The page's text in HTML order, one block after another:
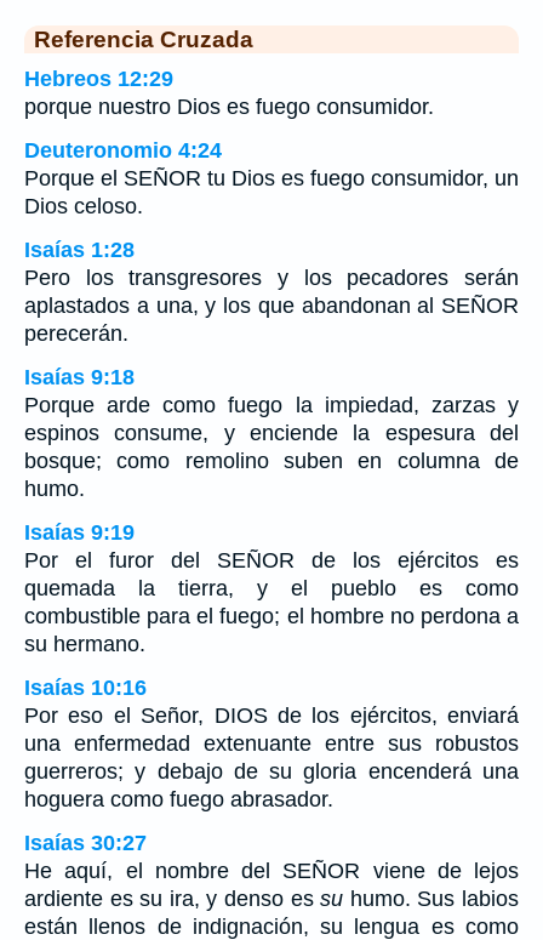
Referencia Cruzada
Hebreos 12:29
porque nuestro Dios es fuego consumidor.
Deuteronomio 4:24
Porque el SEÑOR tu Dios es fuego consumidor, un
Dios celoso.
Isaías 1:28
Pero los transgresores y los pecadores serán
aplastados a una, y los que abandonan al SEÑOR
perecerán.
Isaías 9:18
Porque arde como fuego la impiedad, zarzas y
espinos consume, y enciende la espesura del
bosque; como remolino suben en columna de
humo.
Isaías 9:19
Por el furor del SEÑOR de los ejércitos es
quemada la tierra, y el pueblo es como
combustible para el fuego; el hombre no perdona a
su hermano.
Isaías 10:16
Por eso el Señor, DIOS de los ejércitos, enviará
una enfermedad extenuante entre sus robustos
guerreros; y debajo de su gloria encenderá una
hoguera como fuego abrasador.
Isaías 30:27
He aquí, el nombre del SEÑOR viene de lejos
ardiente es su ira, y denso essu humo. Sus labios
están llenos de indignación, su lengua es como